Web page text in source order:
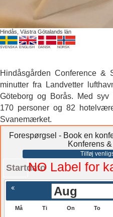
Hindås, Västra Götalands län
SVENSKA ENGLISH DANSK NORSK
Hindåsgården Conference &
minutter fra Landvetter
Göteborg og Borås. Med
170 personer og 82
Svanemærket.
Forespørgsel - Book en
Konferens
Tilføj
StartdatoNO Label for
Må Ti On To